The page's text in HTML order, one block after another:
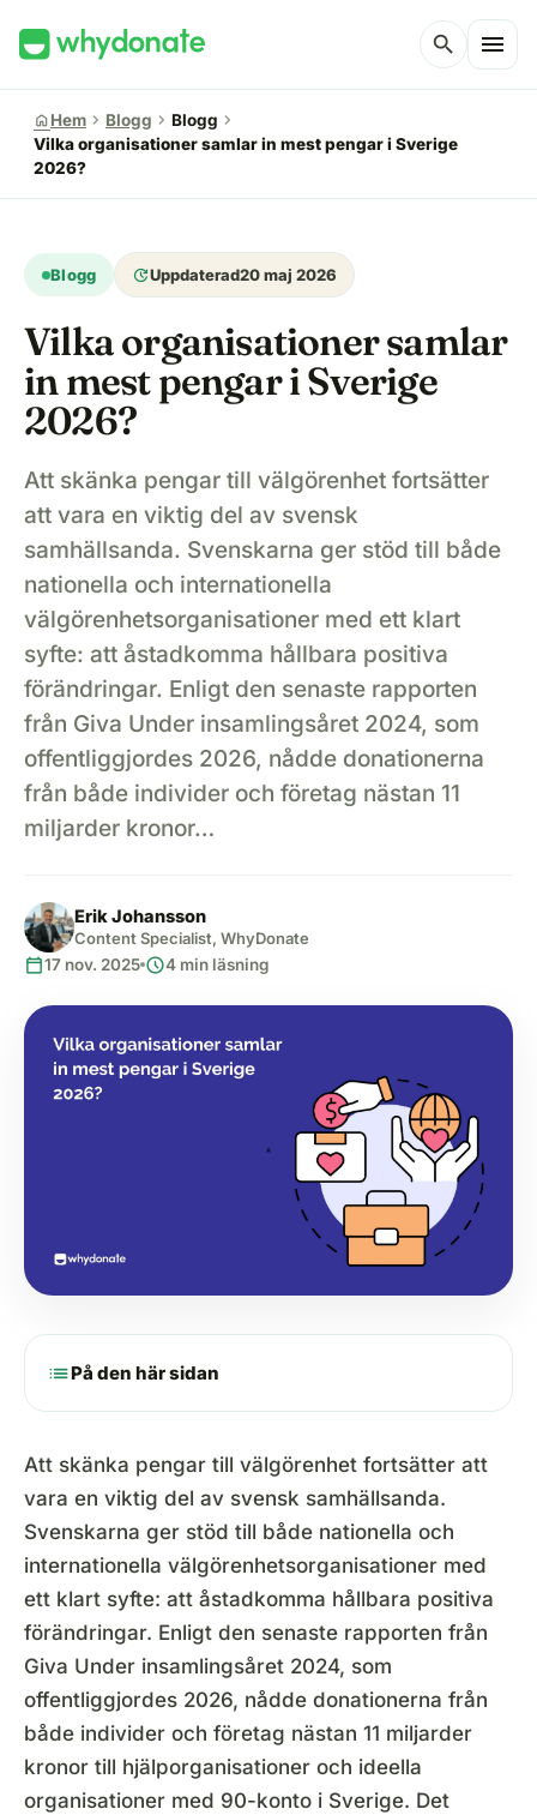
search menu
homeHem chevron_right Blogg chevron_right Blogg chevron_right
Vilka organisationer samlar in mest pengar i Sverige
2026?
Blogg updateUppdaterad20 maj 2026
Vilka organisationer samlar
in mest pengar i Sverige
2026?
Att skänka pengar till välgörenhet fortsätter
att vara en viktig del av svensk
samhällsanda. Svenskarna ger stöd till både
nationella och internationella
välgörenhetsorganisationer med ett klart
syfte: att åstadkomma hållbara positiva
förändringar. Enligt den senaste rapporten
från Giva Under insamlingsåret 2024, som
offentliggjordes 2026, nådde donationerna
från både individer och företag nästan 11
miljarder kronor…
Erik Johansson
Content Specialist, WhyDonate
calendar_today17 nov. 2025 schedule4 min läsning
listPå den här sidan
Att skänka pengar till välgörenhet fortsätter att
vara en viktig del av svensk samhällsanda.
Svenskarna ger stöd till både nationella och
internationella välgörenhetsorganisationer med
ett klart syfte: att åstadkomma hållbara positiva
förändringar. Enligt den senaste rapporten från
Giva Under insamlingsåret 2024, som
offentliggjordes 2026, nådde donationerna från
både individer och företag nästan 11 miljarder
kronor till hjälporganisationer och ideella
organisationer med 90-konto i Sverige. Det